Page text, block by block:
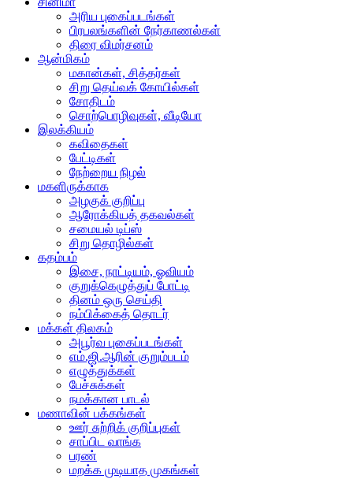
அரிய புகைப்படங்கள்
பிரபலங்களின் நேர்காணல்கள்
திரை விமர்சனம்
ஆன்மிகம்
மகான்கள், சித்தர்கள்
சிறு தெய்வக் கோயில்கள்
சோதிடம்
சொற்பொழிவுகள், வீடியோ
இலக்கியம்
கவிதைகள்
பேட்டிகள்
நேற்றைய நிழல்
மகளிருக்காக
அழகுக் குறிப்பு
ஆரோக்கியத் தகவல்கள்
சமையல் டிப்ஸ்
சிறு தொழில்கள்
கதம்பம்
இசை, நாட்டியம், ஓவியம்
குறுக்கெழுத்துப் போட்டி
தினம் ஒரு செய்தி
நம்பிக்கைத் தொடர்
மக்கள் திலகம்
அபூர்வ புகைப்படங்கள்
எம்.ஜி.ஆரின் குறும்படம்
எழுத்துக்கள்
பேச்சுக்கள்
நமக்கான பாடல்
மணாவின் பக்கங்கள்
ஊர் சுற்றிக் குறிப்புகள்
சாப்பிட வாங்க
பரண்
மறக்க முடியாத முகங்கள்